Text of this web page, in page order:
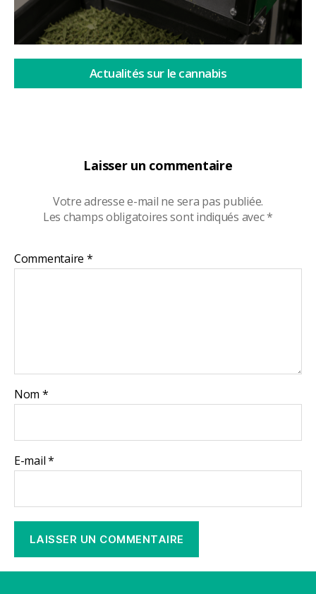
Laisser un commentaire
Votre adresse e-mail ne sera pas publiée.
Les champs obligatoires sont indiqués avec*
Commentaire *
Nom *
E-mail*
Actualités sur le cannabis